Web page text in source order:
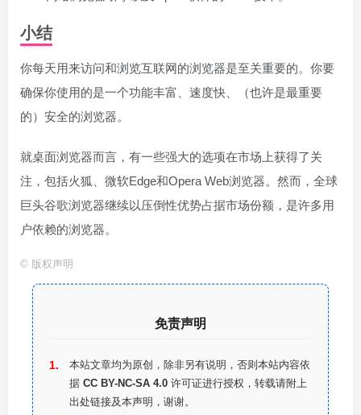
小结
你每天用来访问和浏览互联网的浏览器是至关重要的。你要
确保你使用的是一个功能丰富、速度快、（也许是最重要
的）安全的浏览器。
就桌面浏览器而言，有一些强大的选项在市场上获得了关
注，包括火狐、微软Edge和Opera Web浏览器。然而，全球
巨头谷歌浏览器继续以压倒性优势占据市场份额，是许多用
户依赖的浏览器。
© 版权声明
免责声明
本站文章均为原创，除非另有说明，否则本站内容依
据 CC BY-NC-SA 4.0 许可证进行授权，转载请附上
出处链接及本声明，谢谢。